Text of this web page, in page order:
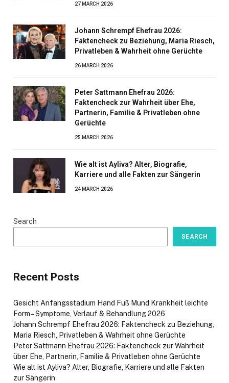
27 MARCH 2026
Johann Schrempf Ehefrau 2026:
Faktencheck zu Beziehung, Maria Riesch,
Privatleben & Wahrheit ohne Gerüchte
26 MARCH 2026
Peter Sattmann Ehefrau 2026:
Faktencheck zur Wahrheit über Ehe,
Partnerin, Familie & Privatleben ohne
Gerüchte
25 MARCH 2026
Wie alt ist Ayliva? Alter, Biografie,
Karriere und alle Fakten zur Sängerin
24 MARCH 2026
Search
SEARCH
Recent Posts
Gesicht Anfangsstadium Hand Fuß Mund Krankheit leichte
Form – Symptome, Verlauf & Behandlung 2026
Johann Schrempf Ehefrau 2026: Faktencheck zu Beziehung,
Maria Riesch, Privatleben & Wahrheit ohne Gerüchte
Peter Sattmann Ehefrau 2026: Faktencheck zur Wahrheit
über Ehe, Partnerin, Familie & Privatleben ohne Gerüchte
Wie alt ist Ayliva? Alter, Biografie, Karriere und alle Fakten
zur Sängerin